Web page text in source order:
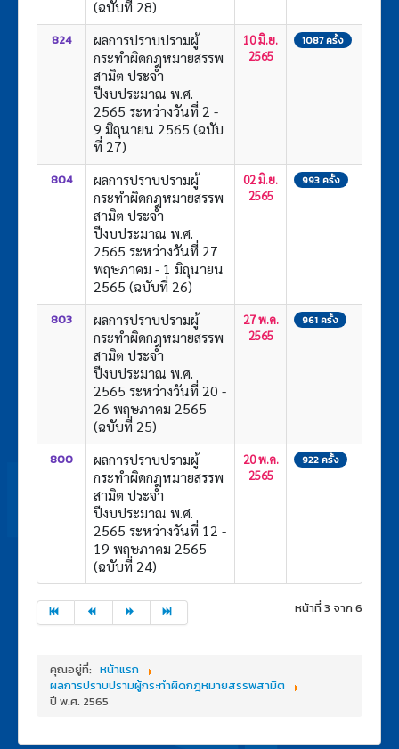
(ฉบับที่ 28)
824
ผลการปราบปรามผู้
กระทำผิดกฎหมายสรรพ
สามิต ประจำ
ปีงบประมาณ พ.ศ.
2565 ระหว่างวันที่ 2 -
9 มิถุนายน 2565 (ฉบับ
ที่ 27)
10 มิ.ย.
2565
1087 ครั้ง
804
ผลการปราบปรามผู้
กระทำผิดกฎหมายสรรพ
สามิต ประจำ
ปีงบประมาณ พ.ศ.
2565 ระหว่างวันที่ 27
พฤษภาคม - 1 มิถุนายน
2565 (ฉบับที่ 26)
02 มิ.ย.
2565
993 ครั้ง
803
ผลการปราบปรามผู้
กระทำผิดกฎหมายสรรพ
สามิต ประจำ
ปีงบประมาณ พ.ศ.
2565 ระหว่างวันที่ 20 -
26 พฤษภาคม 2565
(ฉบับที่ 25)
27 พ.ค.
2565
961 ครั้ง
800
ผลการปราบปรามผู้
กระทำผิดกฎหมายสรรพ
สามิต ประจำ
ปีงบประมาณ พ.ศ.
2565 ระหว่างวันที่ 12 -
19 พฤษภาคม 2565
(ฉบับที่ 24)
20 พ.ค.
2565
922 ครั้ง
หน้าที่ 3 จาก 6
คุณอยู่ที่: หน้าแรก
ผลการปราบปรามผู้กระทำผิดกฎหมายสรรพสามิต
ปี พ.ศ. 2565